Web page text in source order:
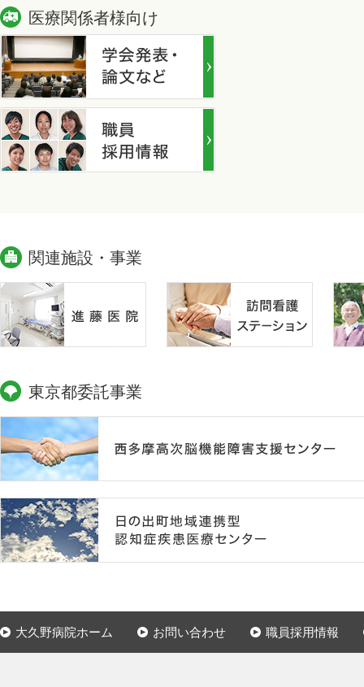
医療関係者様向け
関連施設・事業
東京都委託事業
大久野病院ホーム お問い合わせ 職員採用情報